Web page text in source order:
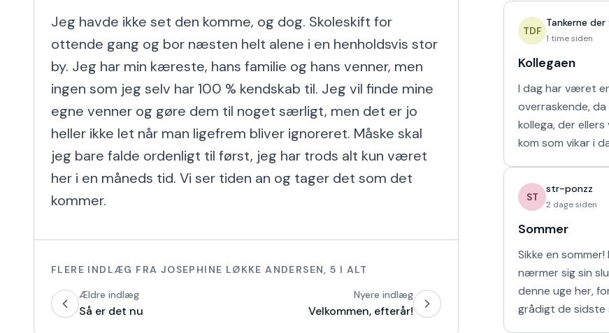
Jeg havde ikke set den komme, og dog. Skoleskift for
ottende gang og bor næsten helt alene i en henholdsvis stor
by. Jeg har min kæreste, hans familie og hans venner, men
ingen som jeg selv har 100 % kendskab til. Jeg vil finde mine
egne venner og gøre dem til noget særligt, men det er jo
heller ikke let når man ligefrem bliver ignoreret. Måske skal
jeg bare falde ordenligt til først, jeg har trods alt kun været
her i en måneds tid. Vi ser tiden an og tager det som det
kommer.
FLERE INDLÆG FRA JOSEPHINE LØKKE ANDERSEN,5 I ALT
Ældre indlæg
Så er det nu
Nyere indlæg
Velkommen, efterår!
TDF
Tankerne
1 time siden
Kollegaen
I dag har været
overraskende,
kollega, der
kom som vikar i dag. For tre
havd
ST
str-ponzz
2 dage siden
Sommer
Sikke en sommer!
nærmer sig sin
denne uge her,
grådigt de sidste